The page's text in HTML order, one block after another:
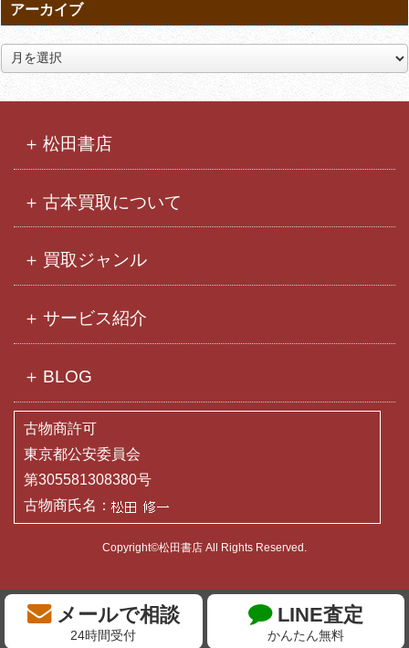
メールで相談
24時間受付
LINE査定
かんたん無料
アーカイブ
ア
ー
松田書店
古本買取について
買取ジャンル
サービス紹介
BLOG
古物商許可
東京都公安委員会
第305581308380号
古物商氏名：
Copyright©松田書店 All Rights Reserved.